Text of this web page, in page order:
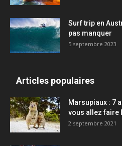
Surf trip en
pas manquer
5 septembre 2023
Articles populaires
Marsupiaux : 7
vous allez faire
2 septembre 2021